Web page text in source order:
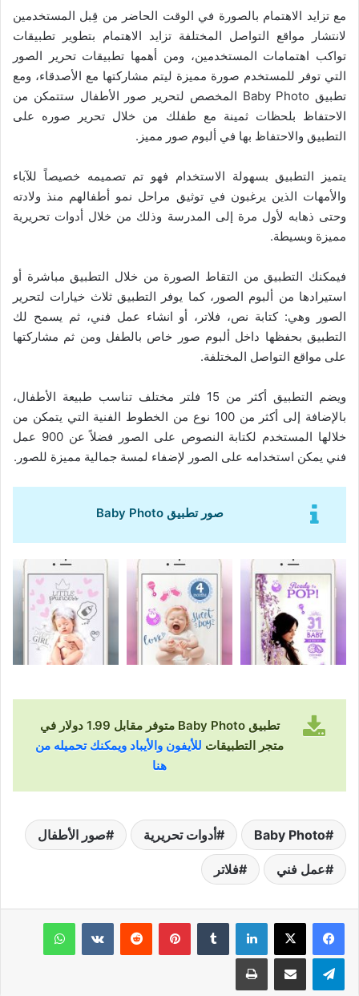
مع تزايد الاهتمام بالصورة في الوقت الحاضر من قِبل المستخدمين
لانتشار مواقع التواصل المختلفة تزايد الاهتمام بتطوير تطبيقات
تواكب اهتمامات المستخدمين، ومن أهمها تطبيقات تحرير الصور
التي توفر للمستخدم صورة مميزة ليتم مشاركتها مع الأصدقاء، ومع
تطبيق Baby Photo المخصص لتحرير صور الأطفال ستتمكن من
الاحتفاظ بلحظات ثمينة مع طفلك من خلال تحرير صوره على
التطبيق والاحتفاظ بها في ألبوم صور مميز.
يتميز التطبيق بسهولة الاستخدام فهو تم تصميمه خصيصاً للآباء
والأمهات الذين يرغبون في توثيق مراحل نمو أطفالهم منذ ولادته
وحتى ذهابه لأول مرة إلى المدرسة وذلك من خلال أدوات تحريرية
مميزة وبسيطة.
فيمكنك التطبيق من التقاط الصورة من خلال التطبيق مباشرة أو
استيرادها من ألبوم الصور، كما يوفر التطبيق ثلاث خيارات لتحرير
الصور وهي: كتابة نص، فلاتر، أو انشاء عمل فني، ثم يسمح لك
التطبيق بحفظها داخل ألبوم صور خاص بالطفل ومن ثم مشاركتها
على مواقع التواصل المختلفة.
ويضم التطبيق أكثر من 15 فلتر مختلف تناسب طبيعة الأطفال،
بالإضافة إلى أكثر من 100 نوع من الخطوط الفنية التي يتمكن من
خلالها المستخدم لكتابة النصوص على الصور فضلاً عن 900 عمل
فني يمكن استخدامه على الصور لإضفاء لمسة جمالية مميزة للصور.
صور تطبيق Baby Photo
تطبيق Baby Photo متوفر مقابل 1.99 دولار في
متجر التطبيقات للأيفون والأيباد ويمكنك تحميله من
هنا
Baby Photo أدوات تحريرية صور الأطفال
عمل فني فلاتر
لينكدإن بينتيريست